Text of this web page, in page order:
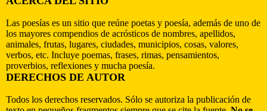
Las poesías es un sitio que reúne poetas y poesía, además de uno de
los mayores compendios de acrósticos de nombres, apellidos,
animales, frutas, lugares, ciudades, municipios, cosas, valores,
verbos, etc. Incluye poemas, frases, rimas, pensamientos,
proverbios, reflexiones y mucha poesía.
DERECHOS DE AUTOR
Todos los derechos reservados. Sólo se autoriza la publicación de